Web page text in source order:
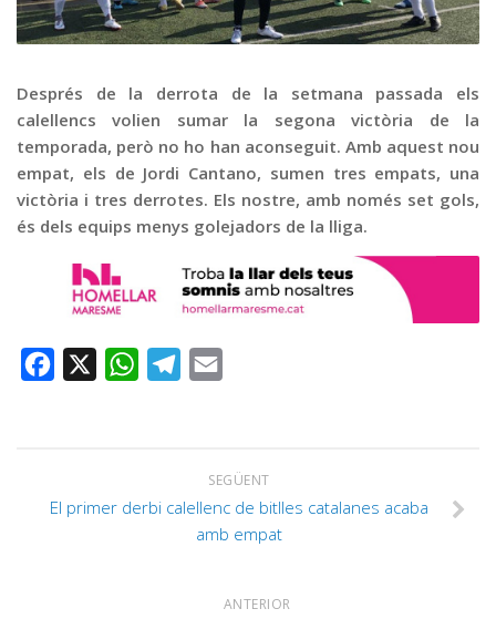
Publicitat
Contacte
Després de la derrota de la setmana passada els
calellencs volien sumar la segona victòria de la
temporada, però no ho han aconseguit. Amb aquest nou
empat, els de Jordi Cantano, sumen tres empats, una
victòria i tres derrotes. Els nostre, amb només set gols,
és dels equips menys golejadors de la lliga.
Facebook WhatsAppTelegram
SEGÜENT
El primer derbi calellenc de bitlles catalanes acaba
amb empat
ANTERIOR